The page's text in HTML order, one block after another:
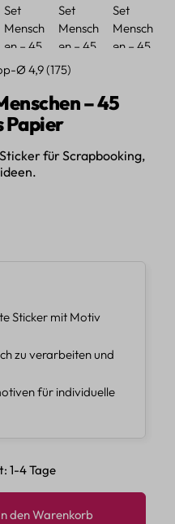
Ø 4,9 (175)
– 45
Papier
für Scrapbooking,
Sticker mit Motiv
zu verarbeiten und
für individuelle
1-4 Tage
den gewünschten
den Warenkorb